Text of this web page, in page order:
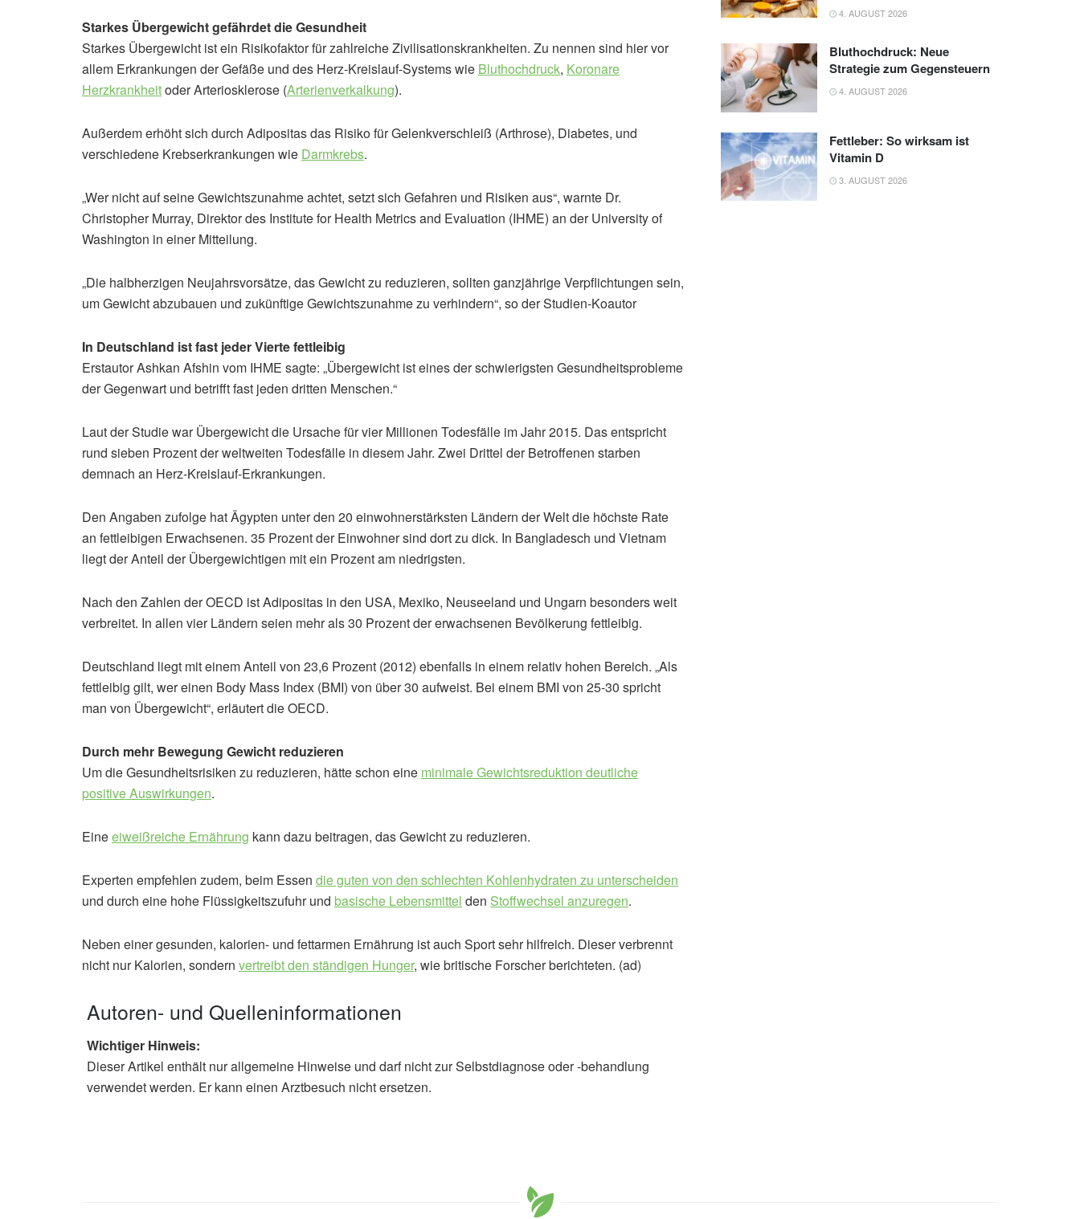
Starkes Übergewicht gefährdet die Gesundheit
Starkes Übergewicht ist ein Risikofaktor für zahlreiche Zivilisationskrankheiten. Zu nennen sind hier vor
allem Erkrankungen der Gefäße und des Herz-Kreislauf-Systems wie Bluthochdruck, Koronare
Herzkrankheitoder Arteriosklerose (Arterienverkalkung).
Außerdem erhöht sich durch Adipositas das Risiko für Gelenkverschleiß (Arthrose), Diabetes, und
verschiedene Krebserkrankungen wie Darmkrebs.
„Wer nicht auf seine Gewichtszunahme achtet, setzt sich Gefahren und Risiken aus“, warnte Dr.
Christopher Murray, Direktor des Institute for Health Metrics and Evaluation (IHME) an der University of
Washington in einer Mitteilung.
„Die halbherzigen Neujahrsvorsätze, das Gewicht zu reduzieren, sollten ganzjährige Verpflichtungen sein,
um Gewicht abzubauen und zukünftige Gewichtszunahme zu verhindern“, so der Studien-Koautor
In Deutschland ist fast jeder Vierte fettleibig
Erstautor Ashkan Afshin vom IHME sagte: „Übergewicht ist eines der schwierigsten Gesundheitsprobleme
der Gegenwart und betrifft fast jeden dritten Menschen.“
Laut der Studie war Übergewicht die Ursache für vier Millionen Todesfälle im Jahr 2015. Das entspricht
rund sieben Prozent der weltweiten Todesfälle in diesem Jahr. Zwei Drittel der Betroffenen starben
demnach an Herz-Kreislauf-Erkrankungen.
Den Angaben zufolge hat Ägypten unter den 20 einwohnerstärksten Ländern der Welt die höchste Rate
an fettleibigen Erwachsenen. 35 Prozent der Einwohner sind dort zu dick. In Bangladesch und Vietnam
liegt der Anteil der Übergewichtigen mit ein Prozent am niedrigsten.
Nach den Zahlen der OECD ist Adipositas in den USA, Mexiko, Neuseeland und Ungarn besonders weit
verbreitet. In allen vier Ländern seien mehr als 30 Prozent der erwachsenen Bevölkerung fettleibig.
Deutschland liegt mit einem Anteil von 23,6 Prozent (2012) ebenfalls in einem relativ hohen Bereich. „Als
fettleibig gilt, wer einen Body Mass Index (BMI) von über 30 aufweist. Bei einem BMI von 25-30 spricht
man von Übergewicht“, erläutert die OECD.
Durch mehr Bewegung Gewicht reduzieren
Um die Gesundheitsrisiken zu reduzieren, hätte schon eine minimale Gewichtsreduktion deutliche
positive Auswirkungen.
Eineeiweißreiche Ernährung kann dazu beitragen, das Gewicht zu reduzieren.
Experten empfehlen zudem, beim Essen die guten von den schlechten Kohlenhydraten zu unterscheiden
und durch eine hohe Flüssigkeitszufuhr und basische Lebensmittel den Stoffwechsel anzuregen.
Neben einer gesunden, kalorien- und fettarmen Ernährung ist auch Sport sehr hilfreich. Dieser verbrennt
nicht nur Kalorien, sondern vertreibt den ständigen Hunger, wie britische Forscher berichteten. (ad)
Autoren- und Quelleninformationen
Wichtiger Hinweis:
Dieser Artikel enthält nur allgemeine Hinweise und darf nicht zur Selbstdiagnose oder -behandlung
verwendet werden. Er kann einen Arztbesuch nicht ersetzen.
4. AUGUST 2026
Bluthochdruck: Neue
Strategie zum Gegensteuern
4. AUGUST 2026
Fettleber: So wirksam ist
Vitamin D
3. AUGUST 2026